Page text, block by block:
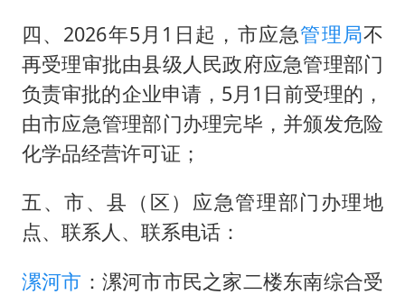
四、2026年5月1日起，市应急管理局不
再受理审批由县级人民政府应急管理部门
负责审批的企业申请，5月1日前受理的，
由市应急管理部门办理完毕，并颁发危险
化学品经营许可证；
五、市、县（区）应急管理部门办理地
点、联系人、联系电话：
漯河市 ：漯河市市民之家二楼东南综合受